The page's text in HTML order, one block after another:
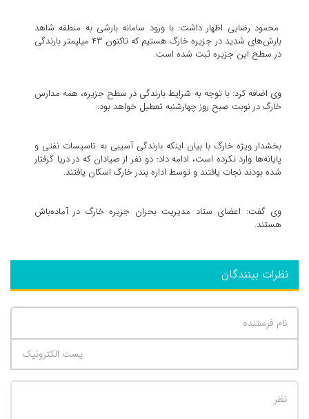
محمود رضایی اظهار داشت: با ورود سامانه بارشی به منطقه شاهد
بارش‌های شدید در جزیره خارگ هستیم که تاکنون ۴۳ میلیمتر بارندگی
در سطح این جزیره ثبت شده است.
وی اضافه کرد: با توجه به شرایط بارندگی در سطح جزیره، همه مدارس
خارگ در نوبت صبح روز چهارشنبه تعطیل خواهد بود.
بخشدار ویژه خارگ با بیان اینکه بارندگی آسیبی به تاسیسات نفتی و
پایانه‌ها وارد نکرده است، ادامه داد: دو نفر از صیادان که در دریا گرفتار
شده بودند نجات یافتند و توسط اداره بندر خارگ اسکان یافتند.
وی گفت: اعضای ستاد مدیریت بحران جزیره خارگ در آماده‌باش
هستند.
نظرات بینندگان